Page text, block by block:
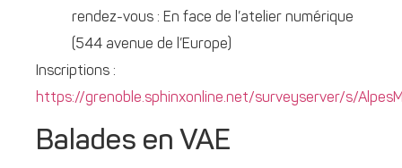
rendez-vous : En face de l’atelier numérique
(544 avenue de l’Europe)
Inscriptions :
https://grenoble.sphinxonline.net/surveyserver/s/
Balades en VAE